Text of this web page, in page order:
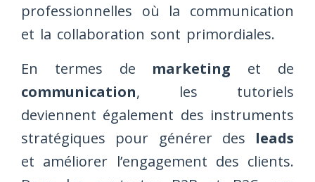
professionnelles où la communication
et la collaboration sont primordiales.
En termes de marketing et de
communication, les tutoriels
deviennent également des instruments
stratégiques pour générer des leads
et améliorer l’engagement des clients.